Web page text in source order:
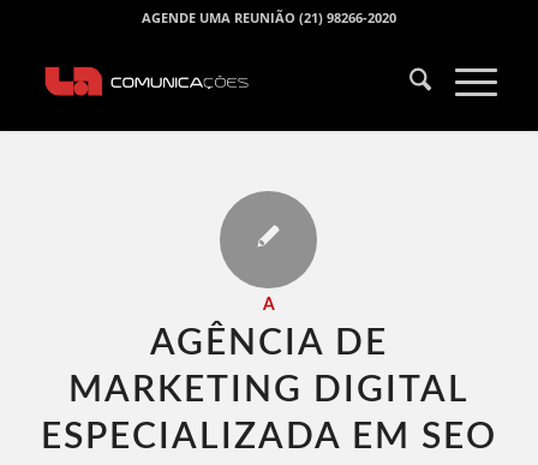
AGENDE UMA REUNIÃO (21) 98266-2020
A
AGÊNCIA DE
MARKETING DIGITAL
ESPECIALIZADA EM SEO